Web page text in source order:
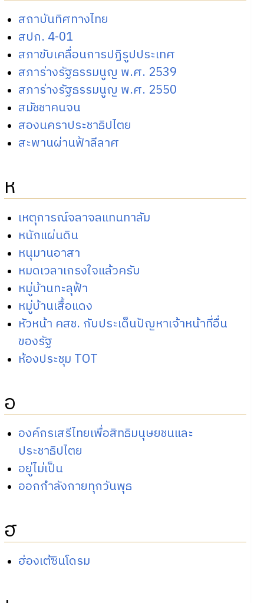
สถาบันทิศทางไทย
สปก. 4-01
สภาขับเคลื่อนการปฏิรูปประเทศ
สภาร่างรัฐธรรมนูญ พ.ศ. 2539
สภาร่างรัฐธรรมนูญ พ.ศ. 2550
สมัชชาคนจน
สองนคราประชาธิปไตย
สะพานผ่านฟ้าลีลาศ
ห
เหตุการณ์จลาจลแทนทาลัม
หนักแผ่นดิน
หนุมานอาสา
หมดเวลาเกรงใจแล้วครับ
หมู่บ้านทะลุฟ้า
หมู่บ้านเสื้อแดง
หัวหน้า คสช. กับประเด็นปัญหาเจ้าหน้าที่อื่น
ของรัฐ
ห้องประชุม TOT
อ
องค์กรเสรีไทยเพื่อสิทธิมนุษยชนและ
ประชาธิปไตย
อยู่ไม่เป็น
ออกกำลังกายทุกวันพุธ
ฮ
ฮ่องเต้ซินโดรม